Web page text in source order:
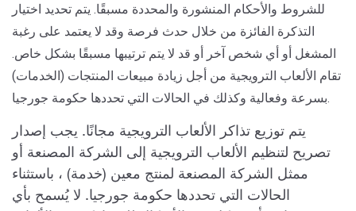
للشروط والأحكام المنشورة والمحددة مسبقًا. يتم تحديد اختيار
التذكرة الفائزة من خلال حدث فرصة وقد لا يعتمد على رغبة
المشغل أو أي شخص آخر أو قد لا يتم ترتيبها مسبقًا بشكل خاص.
تقام الألعاب الترويجية من أجل زيادة مبيعات المنتجات (الخدمات)
بسرعة وفعالية وكذلك في الحالات التي تحددها حكومة جورجيا.
يتم توزيع تذاكر الألعاب الترويجية مجانًا. يجب إصدار
تصريح لتنظيم الألعاب الترويجية إلى الشركة المصنعة أو
ممثل الشركة المصنعة لمنتج معين (خدمة) ، باستثناء
الحالات التي تحددها حكومة جورجيا. لا يُسمح بأي